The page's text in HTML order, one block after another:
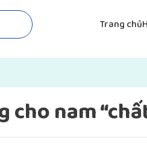
Trang chủ
nam